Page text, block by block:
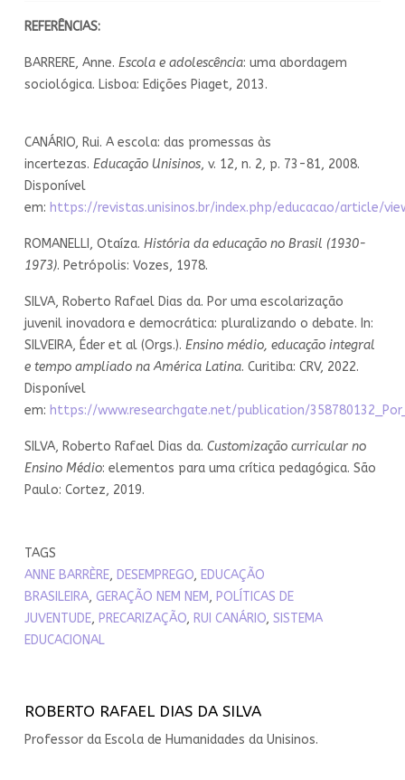
REFERÊNCIAS:
BARRERE, Anne. Escola e adolescência: uma abordagem
sociológica. Lisboa: Edições Piaget, 2013.
CANÁRIO, Rui. A escola: das promessas às
incertezas. Educação Unisinos, v. 12, n. 2, p. 73-81, 2008.
Disponível
em: https://revistas.unisinos.br/index.php/educacao/article/
ROMANELLI, Otaíza. História da educação no Brasil (1930-
1973). Petrópolis: Vozes, 1978.
SILVA, Roberto Rafael Dias da. Por uma escolarização
juvenil inovadora e democrática: pluralizando o debate. In:
SILVEIRA, Éder et al (Orgs.). Ensino médio, educação integral
e tempo ampliado na América Latina. Curitiba: CRV, 2022.
Disponível
em: https://www.researchgate.net/publication/
SILVA, Roberto Rafael Dias da. Customização curricular no
Ensino Médio: elementos para uma crítica pedagógica. São
Paulo: Cortez, 2019.
TAGS
ANNE BARRÈRE, DESEMPREGO, EDUCAÇÃO
BRASILEIRA, GERAÇÃO NEM NEM, POLÍTICAS DE
JUVENTUDE, PRECARIZAÇÃO, RUI CANÁRIO, SISTEMA
EDUCACIONAL
ROBERTO RAFAEL DIAS DA SILVA
Professor da Escola de Humanidades da Unisinos.